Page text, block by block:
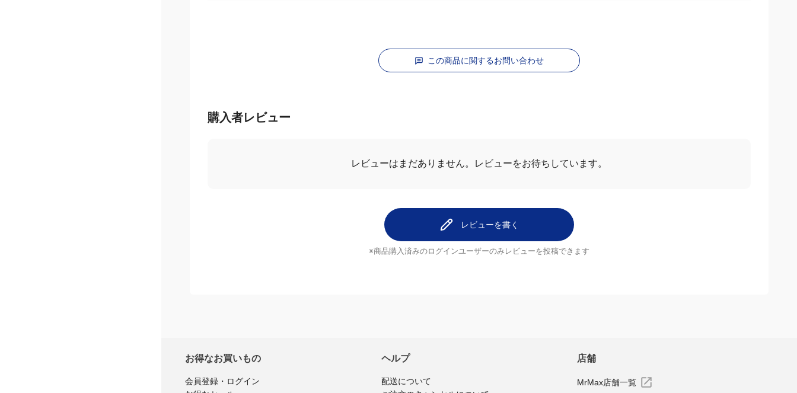
レビューを書く
お得なお買いもの
会員登録・ログイン
ヘルプ
配送について
店舗